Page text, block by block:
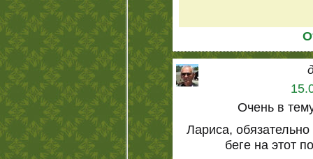
Очень в
Лариса,
беге на этот